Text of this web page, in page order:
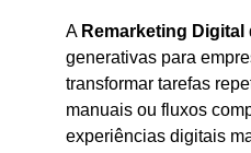
A Remarketing Digital
generativas para
transformar tarefas
manuais ou fluxos
experiências digitais